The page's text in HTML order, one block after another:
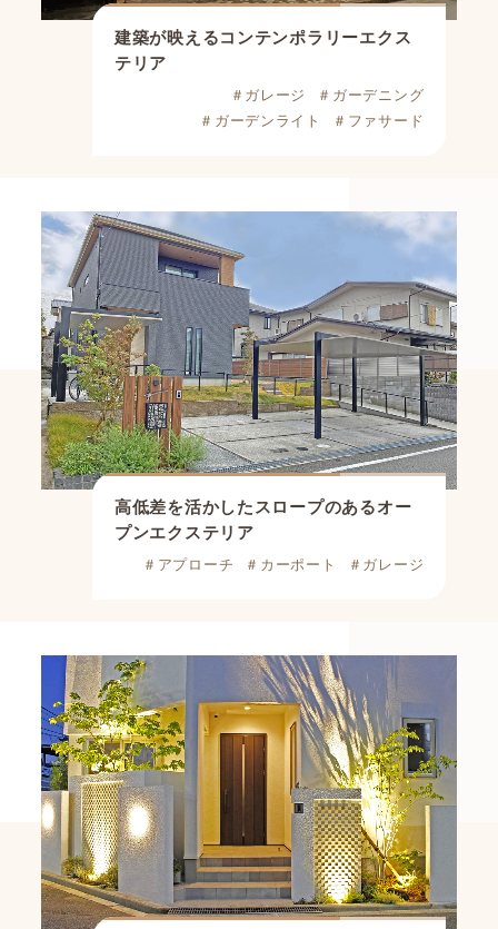
建築が映えるコンテンポラリーエクス
テリア
＃ガレージ
＃ガーデニング
＃ガーデンライト
＃ファサード
高低差を活かしたスロープのあるオー
プンエクステリア
＃アプローチ ＃カーポート ＃ガレージ